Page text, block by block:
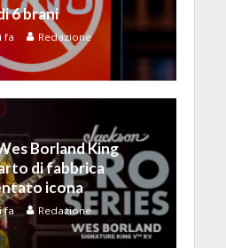
6 brani
fa Redazione
Borland King
di fabbrica
icona
fa Redazione